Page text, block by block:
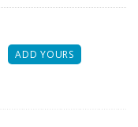
ADD YOURS